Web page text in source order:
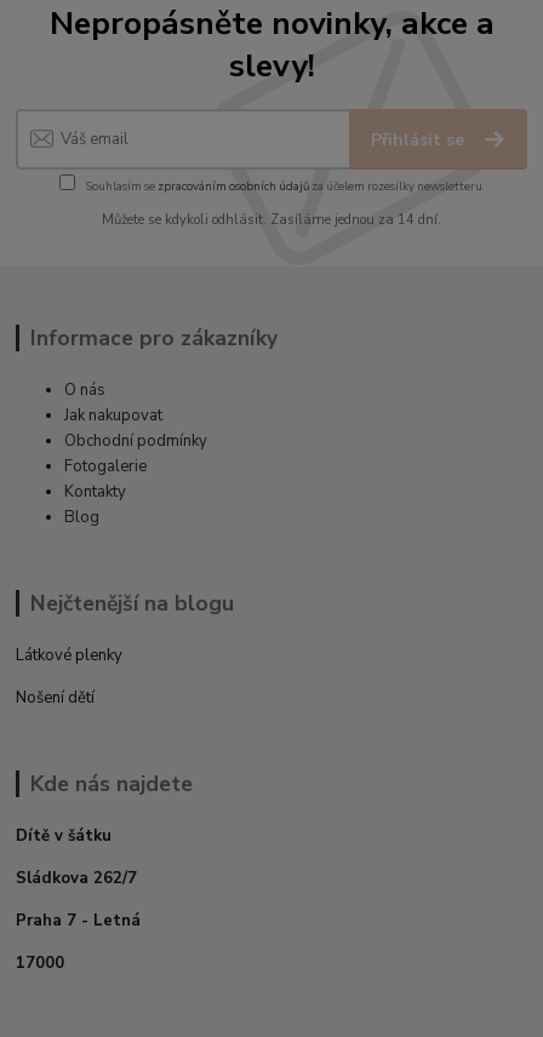
Nepropásněte novinky, akce a
slevy!
Přihlásit se
Souhlasím se zpracováním osobních údajůza účelem rozesílky newsletteru.
Můžete se kdykoli odhlásit. Zasíláme jednou za 14 dní.
Informace pro zákazníky
O nás
Jak nakupovat
Obchodní podmínky
Fotogalerie
Kontakty
Blog
Nejčtenější na blogu
Látkové plenky
Nošení dětí
Kde nás najdete
Dítě v šátku
Sládkova 262/7
Praha 7 - Letná
17000